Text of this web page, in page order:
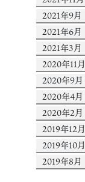
2021年9月
2021年6月
2021年3月
2020年11月
2020年9月
2020年4月
2020年2月
2019年12月
2019年10月
2019年8月